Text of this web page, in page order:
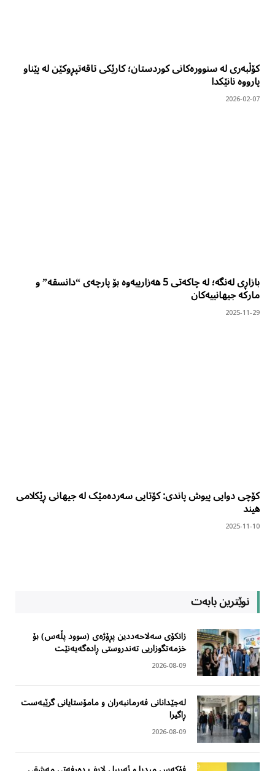
کۆڵبەری لە سنوورەکانی کوردستان؛ کارێکی تاقەتپڕوکێن لە پێناو
پارووە نانێکدا
2026-02-07
بازاڕی لەنگە؛ لە چاکەتی 5 هەزارییەوە بۆ پارچەی “دانسقە” و
مارکە جیهانییەکان
2025-11-29
کۆچی دوایی پیوش پاندی: کۆتایی سەردەمێک لە جیهانی ڕێکلامی
هیند
2025-11-10
نوێترین بابەت
زانکۆی سەلاحەددین پڕۆژەی (سوود پڵەس) بۆ
خزمەتگوزاریی تەندروستی ڕادەگەیەنێت
2026-08-09
لەجێدانانی فەرمانبەران و مامۆستایانی گرێبەست
ڕاگیرا
2026-08-09